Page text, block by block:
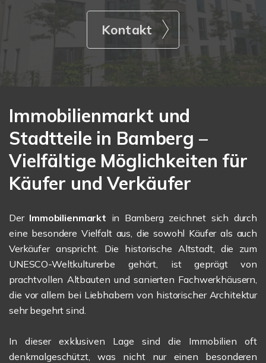
Kontakt
Immobilienmarkt und
Stadtteile in Bamberg –
Vielfältige Möglichkeiten für
Käufer und Verkäufer
Der Immobilienmarkt in Bamberg zeichnet sich durch
eine besondere Vielfalt aus, die sowohl Käufer als auch
Verkäufer anspricht. Die historische Altstadt, die zum
UNESCO-Weltkulturerbe gehört, ist geprägt von
prachtvollen Altbauten und sanierten Fachwerkhäusern,
die vor allem bei Liebhabern von historischer Architektur
sehr begehrt sind.
In dieser exklusiven Lage sind die Immobilien oft
denkmalgeschützt, was nicht nur einen besonderen